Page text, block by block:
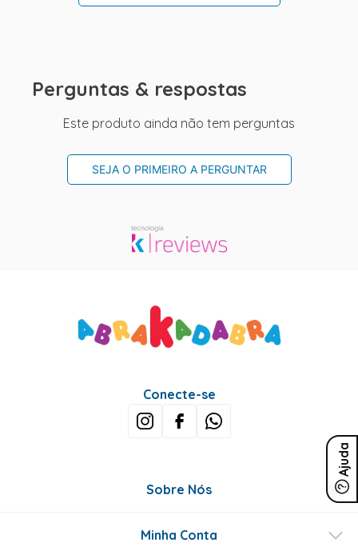
Perguntas & respostas
Este produto ainda não tem perguntas
SEJA O PRIMEIRO A PERGUNTAR
Ajuda
Conecte-se
Sobre Nós
Minha Conta